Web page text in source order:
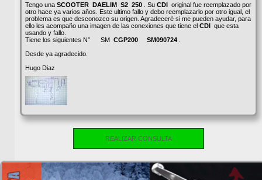
Tengo una SCOOTER DAELIM S2 250. Su CDIoriginal fue reemplazado por
otro hace ya varios años. Este ultimo fallo y debo reemplazarlo por otro igual, el
problema es que desconozco su origen. Agradeceré si me pueden ayudar, para
ello les acompaño una imagen de las conexiones que tiene el CDIque esta
usando y fallo.
Tiene los siguientes N° SM CGP200 SM090724.
Desde ya agradecido.
Hugo Diaz
REALIZAR CONSULTA